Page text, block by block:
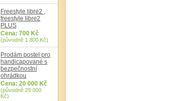
Freestyle libre2 ,
freestyle libre2
PLUS
Cena: 700 Kč
(původně 1 800 Kč)
Prodám postel pro
handicapované s
bezpečnostní
ohrádkou
Cena: 20 000 Kč
(původně 29 000
Kč)